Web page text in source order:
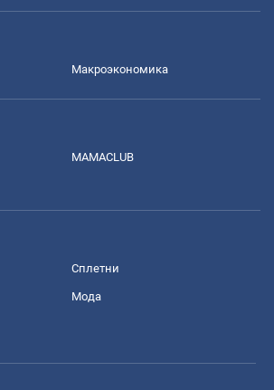
Mакроэкономика
MAMACLUB
Сплетни
Мода